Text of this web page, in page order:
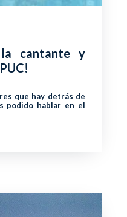
la cantante y
que hay detrás de
podido hablar en el